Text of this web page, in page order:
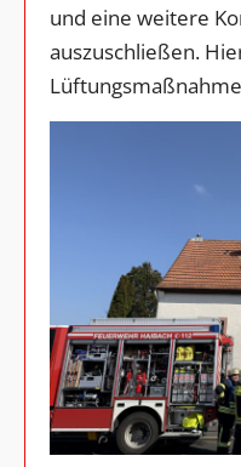
und eine weitere
auszuschließen.